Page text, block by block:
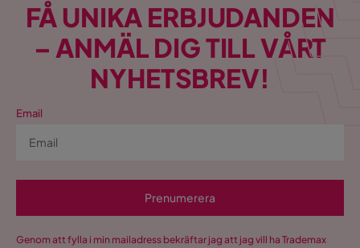
FÅ UNIKA ERBJUDANDEN
– ANMÄL DIG TILL VÅRT
NYHETSBREV!
Email
Prenumerera
Genom att fylla i min mailadress bekräftar jag att jag vill ha Trademax